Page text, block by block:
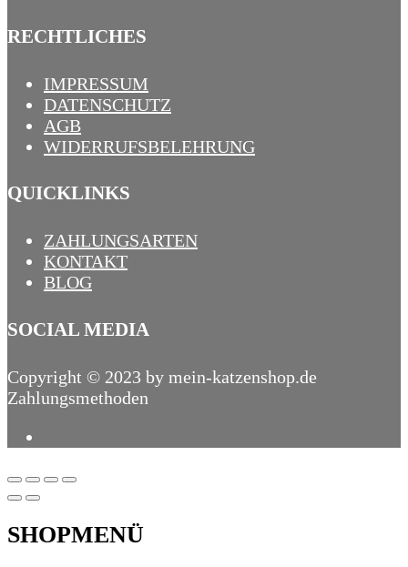
RECHTLICHES
IMPRESSUM
DATENSCHUTZ
AGB
WIDERRUFSBELEHRUNG
QUICKLINKS
ZAHLUNGSARTEN
KONTAKT
BLOG
SOCIAL MEDIA
Copyright © 2023 by mein-katzenshop.de
Zahlungsmethoden
SHOPMENÜ